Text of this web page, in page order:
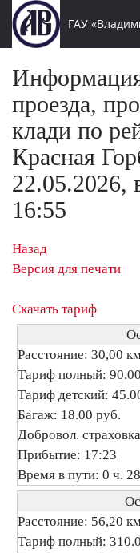
ГАУ
проезда,
клади по
Красная
22.05.2026,
16:55
Назад
Версия для печати
Скачать тариф
Расстояние: 30,00
Тариф полный:
Тариф детский:
Багаж: 18.00 руб.
Добровол.
Прибытие: 17:23
Время в пути: 0 ч.
Расстояние: 56,20
Тариф полный: